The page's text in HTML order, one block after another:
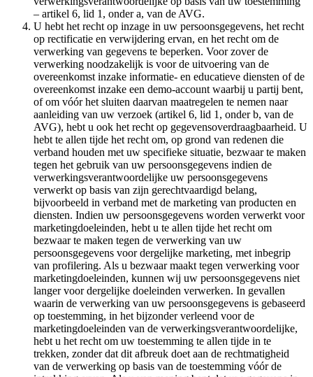
– artikel 6, lid 1, onder a, van de AVG.
U hebt het recht op inzage in uw persoonsgegevens, het recht
op rectificatie en verwijdering ervan, en het recht om de
verwerking van gegevens te beperken. Voor zover de
verwerking noodzakelijk is voor de uitvoering van de
overeenkomst inzake informatie- en educatieve diensten of de
overeenkomst inzake een demo-account waarbij u partij bent,
of om vóór het sluiten daarvan maatregelen te nemen naar
aanleiding van uw verzoek (artikel 6, lid 1, onder b, van de
AVG), hebt u ook het recht op gegevensoverdraagbaarheid. U
hebt te allen tijde het recht om, op grond van redenen die
verband houden met uw specifieke situatie, bezwaar te maken
tegen het gebruik van uw persoonsgegevens indien de
verwerkingsverantwoordelijke uw persoonsgegevens
verwerkt op basis van zijn gerechtvaardigd belang,
bijvoorbeeld in verband met de marketing van producten en
diensten. Indien uw persoonsgegevens worden verwerkt voor
marketingdoeleinden, hebt u te allen tijde het recht om
bezwaar te maken tegen de verwerking van uw
persoonsgegevens voor dergelijke marketing, met inbegrip
van profilering. Als u bezwaar maakt tegen verwerking voor
marketingdoeleinden, kunnen wij uw persoonsgegevens niet
langer voor dergelijke doeleinden verwerken. In gevallen
waarin de verwerking van uw persoonsgegevens is gebaseerd
op toestemming, in het bijzonder verleend voor de
marketingdoeleinden van de verwerkingsverantwoordelijke,
hebt u het recht om uw toestemming te allen tijde in te
trekken, zonder dat dit afbreuk doet aan de rechtmatigheid
van de verwerking op basis van de toestemming vóór de